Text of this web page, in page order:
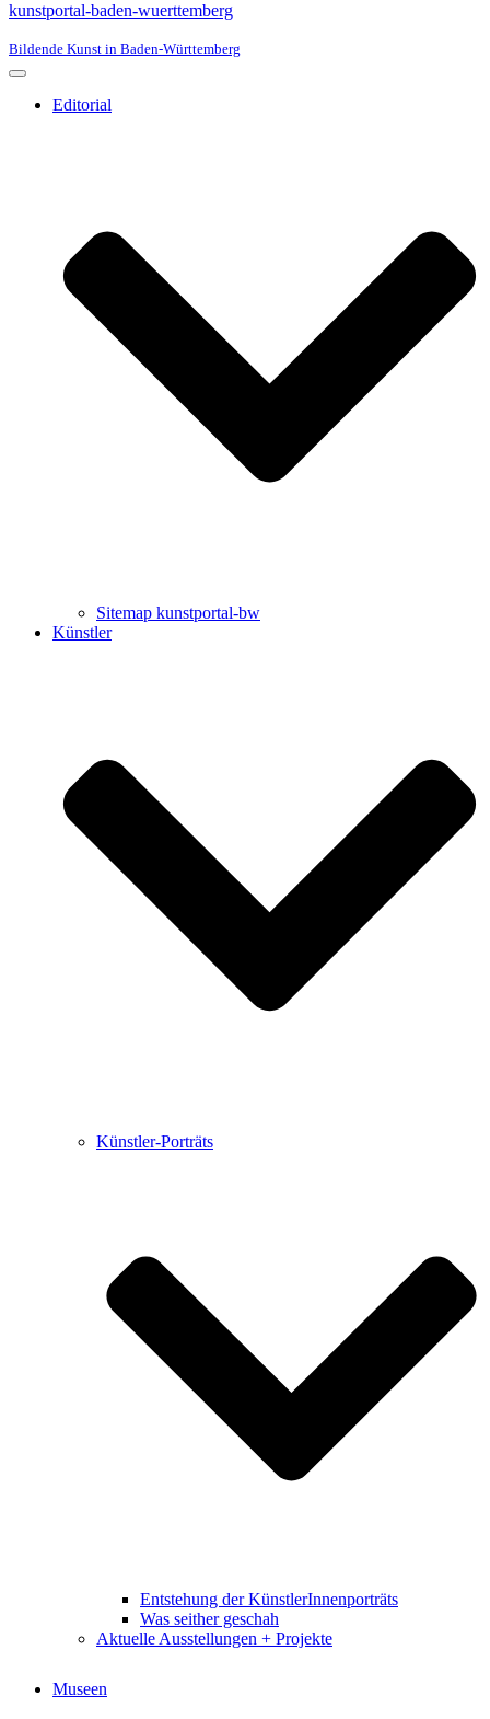
Uli Rothfuss
Harald Schwiers
Buchbesprechungen von Harald Schwiers
Haralds Streifzüge
Hörtipps von Harald Schwiers
Kunstausflüge mit Sigrid Balke
Marc Peschke – Out of The Länd
Buchtipps von Uli Rothfuss
kunstportal-baden-wuerttemberg
Bildende Kunst in Baden-Württemberg
Navigationsmenü
Editorial
Sitemap kunstportal-bw
Künstler
Künstler-Porträts
Entstehung der KünstlerInnenporträts
Was seither geschah
Aktuelle Ausstellungen + Projekte
Museen